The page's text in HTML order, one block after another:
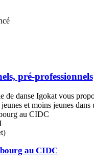
pré-professionnels
danse Igokat vous
et moins jeunes
au CIDC